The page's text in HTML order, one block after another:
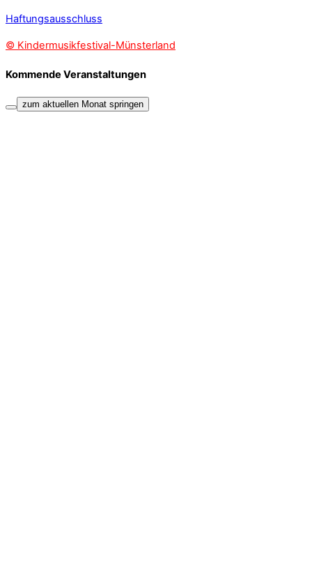
Haftungsausschluss
© Kindermusikfestival-Münsterland
Kommende Veranstaltungen
zum aktuellen Monat springen